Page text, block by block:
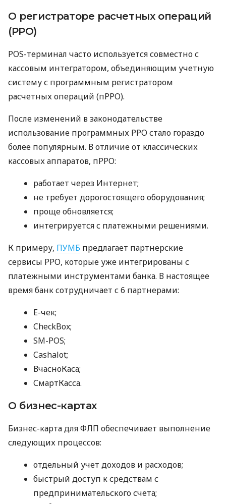
О регистраторе расчетных операций
(РРО)
POS-терминал часто используется совместно с
кассовым интегратором, объединяющим учетную
систему с программным регистратором
расчетных операций (пРРО).
После изменений в законодательстве
использование программных РРО стало гораздо
более популярным. В отличие от классических
кассовых аппаратов, пРРО:
работает через Интернет;
не требует дорогостоящего оборудования;
проще обновляется;
интегрируется с платежными решениями.
К примеру, ПУМБ предлагает партнерские
сервисы РРО, которые уже интегрированы с
платежными инструментами банка. В настоящее
время банк сотрудничает с 6 партнерами:
E-чек;
CheckBox;
SM-POS;
Cashalot;
ВчасноКаса;
СмартКасса.
О бизнес-картах
Бизнес-карта для ФЛП обеспечивает выполнение
следующих процессов:
отдельный учет доходов и расходов;
быстрый доступ к средствам с
предпринимательского счета;